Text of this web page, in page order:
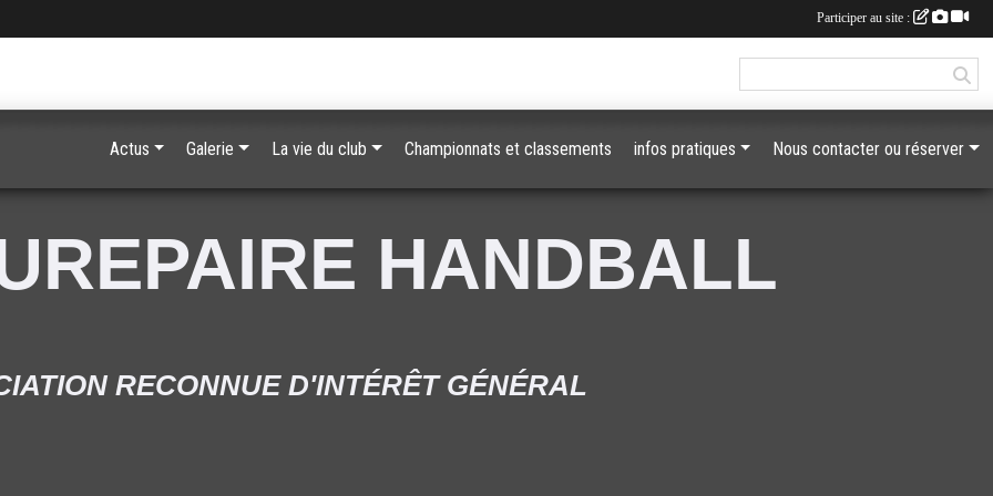
HANDBALL
RECONNUE D'INTÉRÊT GÉNÉRAL
Actus Galerie La vie du club Championnats et classements infos pratiques Nous contacter ou réserver
Participer au site :